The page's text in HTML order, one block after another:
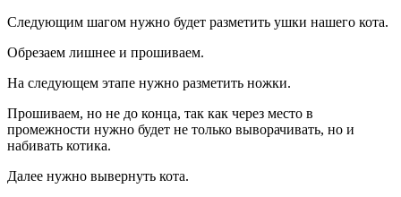
Следующим шагом нужно будет разметить ушки нашего кота.
Обрезаем лишнее и прошиваем.
На следующем этапе нужно разметить ножки.
Прошиваем, но не до конца, так как через место в
промежности нужно будет не только выворачивать, но и
набивать котика.
Далее нужно вывернуть кота.